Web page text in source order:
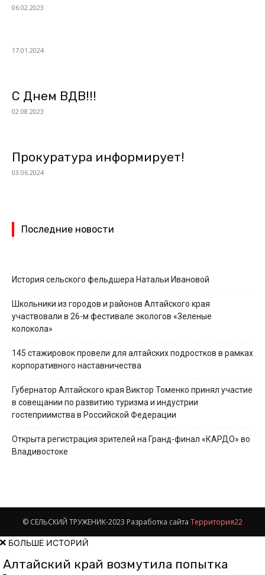
06.02.2023
17.01.2024
С Днем ВДВ!!!
02.08.2023
Прокуратура информирует!
03.06.2024
Последние новости
История сельского фельдшера Натальи Ивановой
Школьники из городов и районов Алтайского края
участвовали в 26-м фестивале экологов «Зеленые
колокола»
145 стажировок провели для алтайских подростков в рамках
корпоративного наставничества
Губернатор Алтайского края Виктор Томенко принял участие
в совещании по развитию туризма и индустрии
гостеприимства в Российской Федерации
Открыта регистрация зрителей на Гранд-финал «КАРДО» во
Владивостоке
© СЕЛЬСКИЙ ТРУЖЕНИК-2023 Разработка сайта Территория22
БОЛЬШЕ ИСТОРИЙ
Алтайский край возмутила попытка